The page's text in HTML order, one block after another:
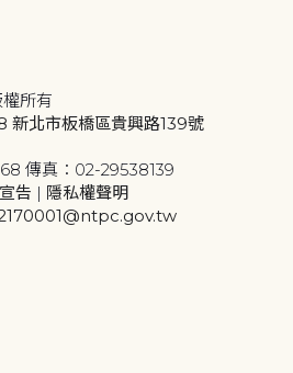
所有
新北市板橋區貴興路139號
傳真：02-29538139
告 | 隱私權聲明